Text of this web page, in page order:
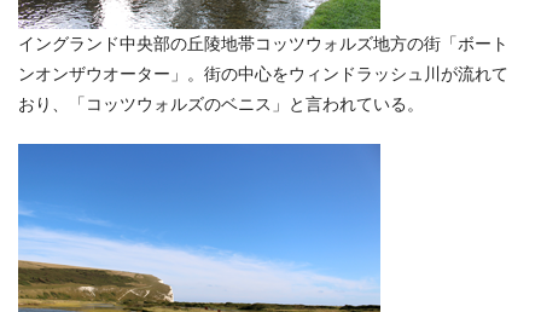
イングランド中央部の丘陵地帯コッツウォルズ地方の街「ボート
ンオンザウオーター」。街の中心をウィンドラッシュ川が流れて
おり、「コッツウォルズのベニス」と言われている。